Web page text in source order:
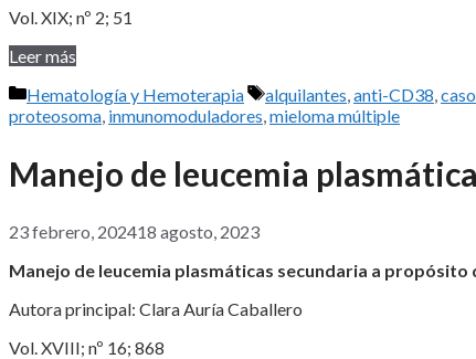
Vol. XIX; nº 2; 51
Leer más
Categorías
Hematología y Hemoterapia Etiquetas
alquilantes,anti-CD38,
proteosoma, inmunomoduladores,mieloma múltiple
Manejo de leucemia
23 febrero, 202418 agosto, 2023
Manejo de leucemia plasmáticas secundaria a propósito
Autora principal: Clara Auría Caballero
Vol. XVIII; nº 16; 868